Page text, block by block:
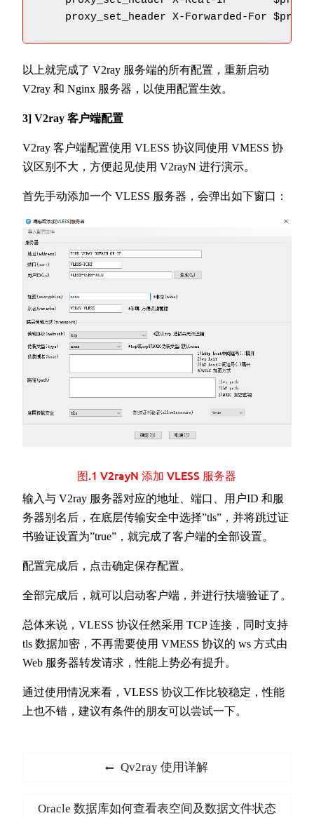
proxy_set_header X-Forwarded-For
以上就完成了 V2ray 服务端的所有配置，重新启动
V2ray 和 Nginx 服务器，以使用配置生效。
3] V2ray 客户端配置
V2ray 客户端配置使用 VLESS 协议同使用 VMESS 协
议区别不大，方便起见使用 V2rayN 进行演示。
首先手动添加一个 VLESS 服务器，会弹出如下窗口：
图.1 V2rayN 添加 VLESS 服务器
输入与 V2ray 服务器对应的地址、端口、用户ID 和服
务器别名后，在底层传输安全中选择”tls”，并将跳过证
书验证设置为”true”，就完成了客户端的全部设置。
配置完成后，点击确定保存配置。
全部完成后，就可以启动客户端，并进行扶墙验证了。
总体来说，VLESS 协议任然采用 TCP 连接，同时支持
tls 数据加密，不再需要使用 VMESS 协议的 ws 方式由
Web 服务器转发请求，性能上势必有提升。
通过使用情况来看，VLESS 协议工作比较稳定，性能
上也不错，建议有条件的朋友可以尝试一下。
导
Previous
Qv2ray 使用详解
Next
Oracle 数据库如何查看表空间及数据文件状态